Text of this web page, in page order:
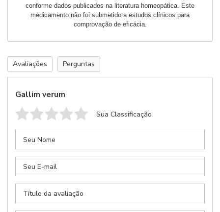
sua receita
Retornaremos seu contato com previsão de entrega
Nenhum arquivo selecionado
conforme dados publicados na literatura homeopática. Este
medicamento não foi submetido a estudos clínicos para
comprovação de eficácia.
Avaliações Perguntas
Gallim verum
Sua Classificação